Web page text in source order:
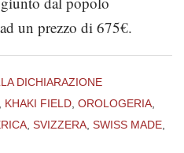
un prezzo di 675€.
DICHIARAZIONE
KHAKI FIELD OROLOGERIA
SVIZZERA SWISS MADE